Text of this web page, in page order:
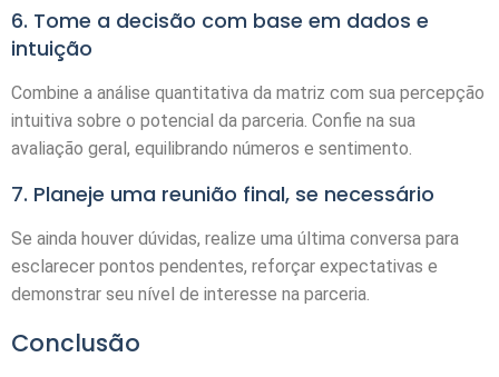
6. Tome a decisão com base em dados e
intuição
Combine a análise quantitativa da matriz com sua percepção
intuitiva sobre o potencial da parceria. Confie na sua
avaliação geral, equilibrando números e sentimento.
7. Planeje uma reunião final, se necessário
Se ainda houver dúvidas, realize uma última conversa para
esclarecer pontos pendentes, reforçar expectativas e
demonstrar seu nível de interesse na parceria.
Conclusão